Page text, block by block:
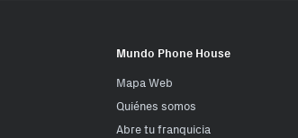
Mundo Phone House
Mapa Web
Quiénes somos
Abre tu franquicia